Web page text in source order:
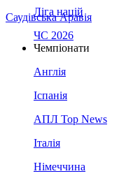
Саудівська Аравія
Ліга націй
ЧС 2026
Чемпіонати
Англія
Іспанія
АПЛ Top News
Італія
Німеччина